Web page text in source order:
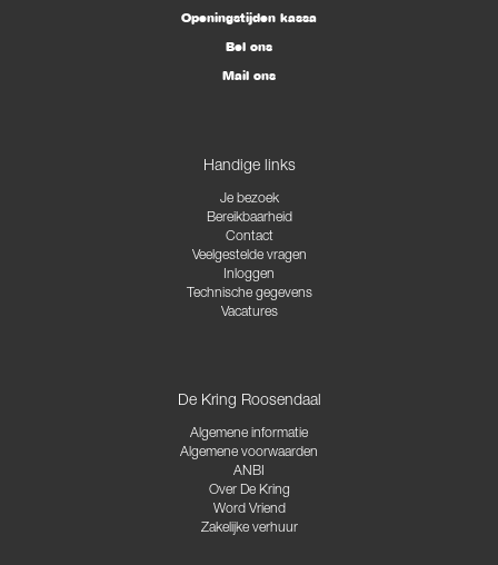
Openingstijden kassa
Bel ons
Mail ons
Handige links
Je bezoek
Bereikbaarheid
Contact
Veelgestelde vragen
Inloggen
Technische gegevens
Vacatures
De Kring Roosendaal
Algemene informatie
Algemene voorwaarden
ANBI
Over De Kring
Word Vriend
Zakelijke verhuur